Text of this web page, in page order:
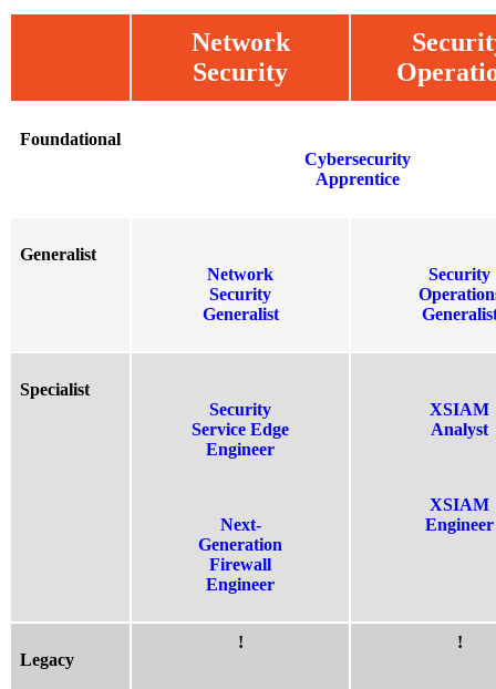
Network
Security
Foundational
Cybersecurity
Apprentice
Generalist
Network
Security
Generalist
Security
Specialist
Security
Service Edge
Engineer
Next-
Generation
Firewall
Engineer
XSIAM
Analyst
XSIAM
Engineer
Legacy
! !